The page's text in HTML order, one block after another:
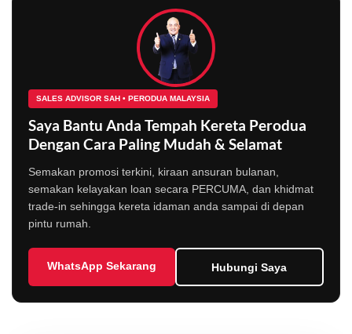
SALES ADVISOR SAH • PERODUA MALAYSIA
Saya Bantu Anda Tempah Kereta Perodua
Dengan Cara Paling Mudah & Selamat
Semakan promosi terkini, kiraan ansuran bulanan,
semakan kelayakan loan secara PERCUMA, dan khidmat
trade-in sehingga kereta idaman anda sampai di depan
pintu rumah.
WhatsApp Sekarang Hubungi Saya